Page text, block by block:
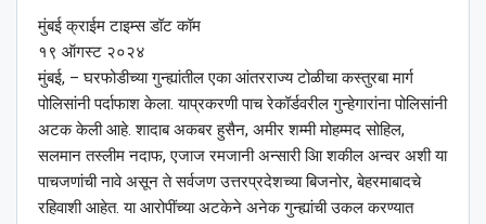
मुंबई क्राईम टाइम्स डॉट कॉम
१९ ऑगस्ट २०२४
मुंबई, – घरफोडीच्या गुन्ह्यांतील एका आंतरराज्य टोळीचा कस्तुरबा मार्ग
पोलिसांनी पर्दाफाश केला. याप्रकरणी पाच रेकॉर्डवरील गुन्हेगारांना पोलिसांनी
अटक केली आहे. शादाब अकबर हुसैन, अमीर शम्मी मोहम्मद सोहिल,
सलमान तस्लीम नदाफ, एजाज रमजानी अन्सारी आि शकील अन्वर अशी या
पाचजणांची नावे असून ते सर्वजण उत्तरप्रदेशच्या बिजनोर, बेहरमाबादचे
रहिवाशी आहेत. या आरोपींच्या अटकेने अनेक गुन्ह्यांची उकल करण्यात